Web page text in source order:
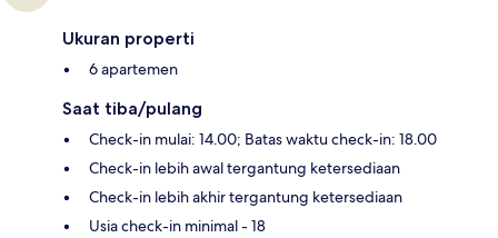
Ukuran properti
6 apartemen
Saat tiba/pulang
Check-in mulai: 14.00; Batas waktu check-in: 18.00
Check-in lebih awal tergantung ketersediaan
Check-in lebih akhir tergantung ketersediaan
Usia check-in minimal - 18